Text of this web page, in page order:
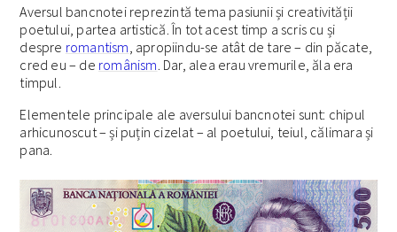
Aversul bancnotei reprezintă tema pasiunii și creativității
poetului, partea artistică. În tot acest timp a scris cu și
despre romantism, apropiindu-se atât de tare – din păcate,
cred eu – de românism. Dar, alea erau vremurile, ăla era
timpul.
Elementele principale ale aversului bancnotei sunt: chipul
arhicunoscut – și puțin cizelat – al poetului, teiul, călimara și
pana.